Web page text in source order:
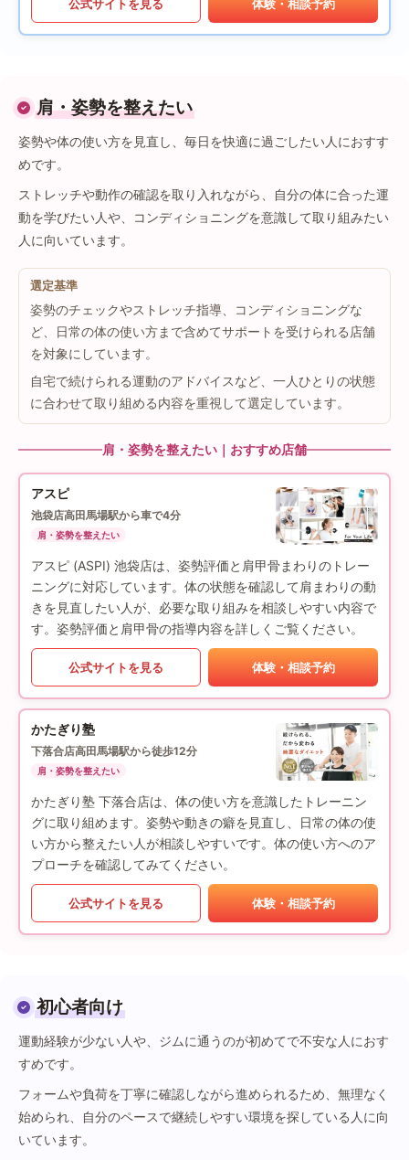
公式サイトを見る 体験・相談予約
肩・姿勢を整えたい
姿勢や体の使い方を見直し、毎日を快適に過ごしたい人におすす
めです。
ストレッチや動作の確認を取り入れながら、自分の体に合った運
動を学びたい人や、コンディショニングを意識して取り組みたい
人に向いています。
選定基準
姿勢のチェックやストレッチ指導、コンディショニングな
ど、日常の体の使い方まで含めてサポートを受けられる店舗
を対象にしています。
自宅で続けられる運動のアドバイスなど、一人ひとりの状態
に合わせて取り組める内容を重視して選定しています。
肩・姿勢を整えたい｜おすすめ店舗
アスピ
池袋店高田馬場駅から車で4分
肩・姿勢を整えたい
アスピ (ASPI) 池袋店は、姿勢評価と肩甲骨まわりのトレー
ニングに対応しています。体の状態を確認して肩まわりの動
きを見直したい人が、必要な取り組みを相談しやすい内容で
す。姿勢評価と肩甲骨の指導内容を詳しくご覧ください。
公式サイトを見る 体験・相談予約
かたぎり塾
下落合店高田馬場駅から徒歩12分
肩・姿勢を整えたい
かたぎり塾 下落合店は、体の使い方を意識したトレーニン
グに取り組めます。姿勢や動きの癖を見直し、日常の体の使
い方から整えたい人が相談しやすいです。体の使い方へのア
プローチを確認してみてください。
公式サイトを見る 体験・相談予約
初心者向け
運動経験が少ない人や、ジムに通うのが初めてで不安な人におす
すめです。
フォームや負荷を丁寧に確認しながら進められるため、無理なく
始められ、自分のペースで継続しやすい環境を探している人に向
いています。